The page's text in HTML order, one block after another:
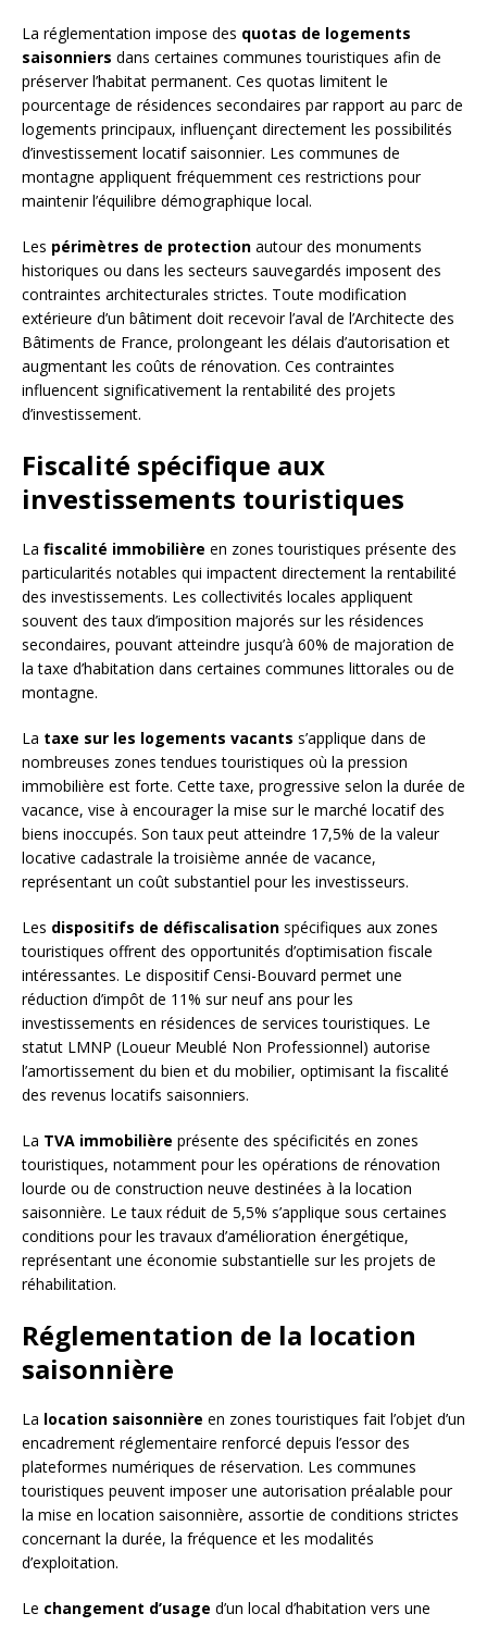
La réglementation impose des quotas de logements
saisonniers dans certaines communes touristiques afin de
préserver l’habitat permanent. Ces quotas limitent le
pourcentage de résidences secondaires par rapport au parc de
logements principaux, influençant directement les possibilités
d’investissement locatif saisonnier. Les communes de
montagne appliquent fréquemment ces restrictions pour
maintenir l’équilibre démographique local.
Les périmètres de protection autour des monuments
historiques ou dans les secteurs sauvegardés imposent des
contraintes architecturales strictes. Toute modification
extérieure d’un bâtiment doit recevoir l’aval de l’Architecte des
Bâtiments de France, prolongeant les délais d’autorisation et
augmentant les coûts de rénovation. Ces contraintes
influencent significativement la rentabilité des projets
d’investissement.
Fiscalité spécifique aux
investissements touristiques
La fiscalité immobilière en zones touristiques présente des
particularités notables qui impactent directement la rentabilité
des investissements. Les collectivités locales appliquent
souvent des taux d’imposition majorés sur les résidences
secondaires, pouvant atteindre jusqu’à 60% de majoration de
la taxe d’habitation dans certaines communes littorales ou de
montagne.
La taxe sur les logements vacants s’applique dans de
nombreuses zones tendues touristiques où la pression
immobilière est forte. Cette taxe, progressive selon la durée de
vacance, vise à encourager la mise sur le marché locatif des
biens inoccupés. Son taux peut atteindre 17,5% de la valeur
locative cadastrale la troisième année de vacance,
représentant un coût substantiel pour les investisseurs.
Les dispositifs de défiscalisation spécifiques aux zones
touristiques offrent des opportunités d’optimisation fiscale
intéressantes. Le dispositif Censi-Bouvard permet une
réduction d’impôt de 11% sur neuf ans pour les
investissements en résidences de services touristiques. Le
statut LMNP (Loueur Meublé Non Professionnel) autorise
l’amortissement du bien et du mobilier, optimisant la fiscalité
des revenus locatifs saisonniers.
La TVA immobilière présente des spécificités en zones
touristiques, notamment pour les opérations de rénovation
lourde ou de construction neuve destinées à la location
saisonnière. Le taux réduit de 5,5% s’applique sous certaines
conditions pour les travaux d’amélioration énergétique,
représentant une économie substantielle sur les projets de
réhabilitation.
Réglementation de la location
saisonnière
La location saisonnière en zones touristiques fait l’objet d’un
encadrement réglementaire renforcé depuis l’essor des
plateformes numériques de réservation. Les communes
touristiques peuvent imposer une autorisation préalable pour
la mise en location saisonnière, assortie de conditions strictes
concernant la durée, la fréquence et les modalités
d’exploitation.
Le changement d’usage d’un local d’habitation vers une